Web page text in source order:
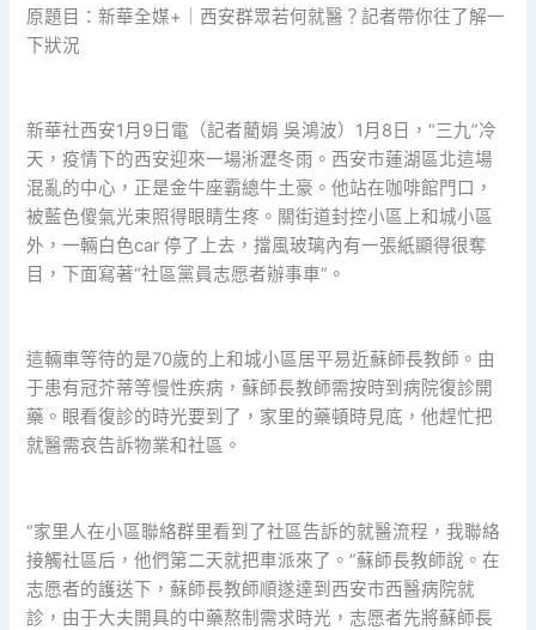
原題目：新華全媒+｜西安群眾若何就醫？記者帶你往了解一
下狀況
新華社西安1月9日電（記者藺娟 吳鴻波）1月8日，“三九”冷
天，疫情下的西安迎來一場淅瀝冬雨。西安市蓮湖區北這場
混亂的中心，正是金牛座霸總牛土豪。他站在咖啡館門口，
被藍色傻氣光束照得眼睛生疼。關街道封控小區上和城小區
外，一輛白色car 停了上去，擋風玻璃內有一張紙顯得很奪
目，下面寫著“社區黨員志愿者辦事車”。
這輛車等待的是70歲的上和城小區居平易近蘇師長教師。由
于患有冠芥蒂等慢性疾病，蘇師長教師需按時到病院復診開
藥。眼看復診的時光要到了，家里的藥頓時見底，他趕忙把
就醫需哀告訴物業和社區。
“家里人在小區聯絡群里看到了社區告訴的就醫流程，我聯絡
接觸社區后，他們第二天就把車派來了。”蘇師長教師說。在
志愿者的護送下，蘇師長教師順遂達到西安市西醫病院就
診，由于大夫開具的中藥熬制需求時光，志愿者先將蘇師長